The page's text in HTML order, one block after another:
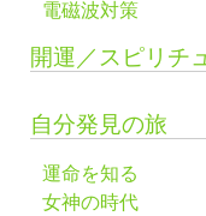
電磁波対策
開運／スピリチ
自分発見の旅
運命を知る
女神の時代